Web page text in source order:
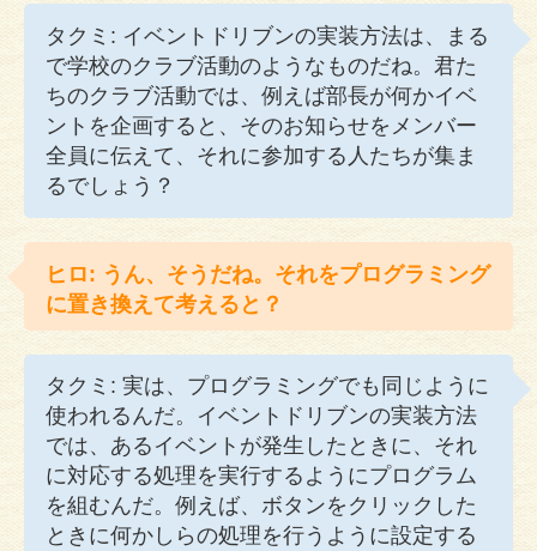
タクミ: イベントドリブンの実装方法は、まる
で学校のクラブ活動のようなものだね。君た
ちのクラブ活動では、例えば部長が何かイベ
ントを企画すると、そのお知らせをメンバー
全員に伝えて、それに参加する人たちが集ま
るでしょう？
ヒロ: うん、そうだね。それをプログラミング
に置き換えて考えると？
タクミ: 実は、プログラミングでも同じように
使われるんだ。イベントドリブンの実装方法
では、あるイベントが発生したときに、それ
に対応する処理を実行するようにプログラム
を組むんだ。例えば、ボタンをクリックした
ときに何かしらの処理を行うように設定する